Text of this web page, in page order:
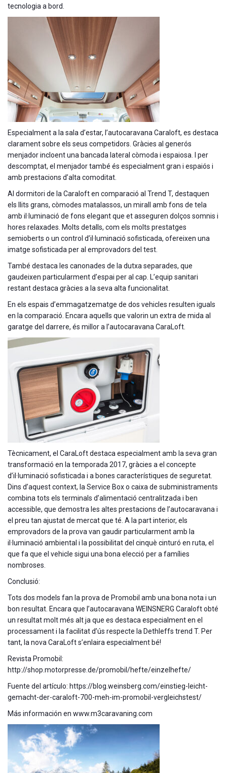
tecnologia a bord.
Especialment a la sala d’estar, l’autocaravana Caraloft, es destaca
clarament sobre els seus competidors. Gràcies al generós
menjador incloent una bancada lateral còmoda i espaiosa. I per
descomptat, el menjador també és especialment gran i espaiós i
amb prestacions d’alta comoditat.
Al dormitori de la Caraloft en comparació al Trend T, destaquen
els llits grans, còmodes matalassos, un mirall amb fons de tela
amb il·luminació de fons elegant que et asseguren dolços somnis i
hores relaxades. Molts detalls, com els molts prestatges
semioberts o un control d’il·luminació sofisticada, ofereixen una
imatge sofisticada per al emprovadors del test.
També destaca les canonades de la dutxa separades, que
gaudeixen particularment d’espai per al cap. L’equip sanitari
restant destaca gràcies a la seva alta funcionalitat.
En els espais d’emmagatzematge de dos vehicles resulten iguals
en la comparació. Encara aquells que valorin un extra de mida al
garatge del darrere, és millor a l’autocaravana CaraLoft.
Tècnicament, el CaraLoft destaca especialment amb la seva gran
transformació en la temporada 2017, gràcies a el concepte
d’il·luminació sofisticada i a bones característiques de seguretat.
Dins d’aquest context, la Service Box o caixa de subministraments
combina tots els terminals d’alimentació centralitzada i ben
accessible, que demostra les altes prestacions de l’autocaravana i
el preu tan ajustat de mercat que té. A la part interior, els
emprovadors de la prova van gaudir particularment amb la
il·luminació ambiental i la possibilitat del cinquè cinturó en ruta, el
que fa que el vehicle sigui una bona elecció per a famílies
nombroses.
Conclusió:
Tots dos models fan la prova de Promobil amb una bona nota i un
bon resultat. Encara que l’autocaravana WEINSNERG Caraloft obté
un resultat molt més alt ja que es destaca especialment en el
processament i la facilitat d’ús respecte la Dethleffs trend T. Per
tant, la nova CaraLoft s’enlaira especialment bé!
Revista Promobil:
http://shop.motorpresse.de/promobil/hefte/einzelhefte/
Fuente del artículo: https://blog.weinsberg.com/einstieg-leicht-
gemacht-der-caraloft-700-meh-im-promobil-vergleichstest/
Más información en www.m3caravaning.com